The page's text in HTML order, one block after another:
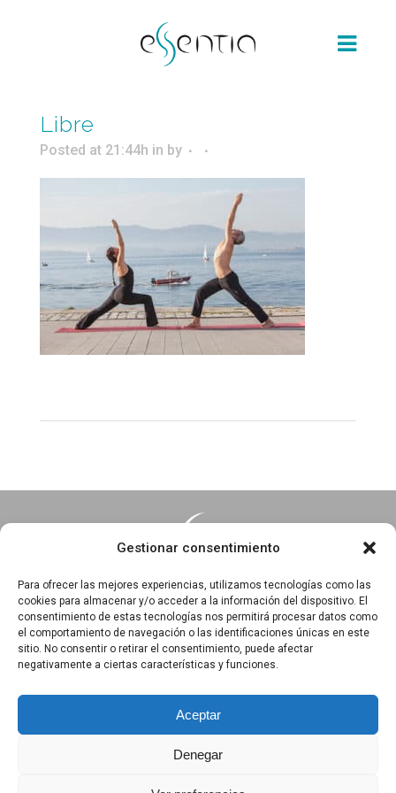
Gestionar consentimiento
Para ofrecer las mejores experiencias, utilizamos tecnologías como las
cookies para almacenar y/o acceder a la información del dispositivo. El
consentimiento de estas tecnologías nos permitirá procesar datos como
el comportamiento de navegación o las identificaciones únicas en este
sitio. No consentir o retirar el consentimiento, puede afectar
negativamente a ciertas características y funciones.
Aceptar
Denegar
Libre
Posted at 21:44h in by
Essentia · Espacio Terapéutico y Escuela de Yoga
C/Arrabal 25, 1°A y 1ºB 39003
Santander, Cantabria
618 836 285||618 836 218